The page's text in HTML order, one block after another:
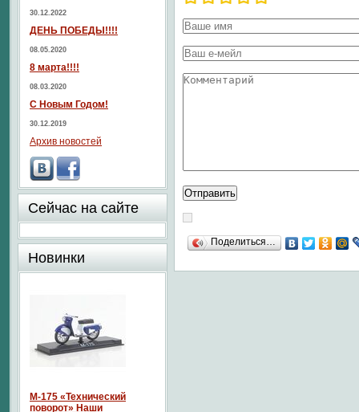
Поделиться…
30.12.2022
ДЕНЬ ПОБЕДЫ!!!!
08.05.2020
8 марта!!!!
08.03.2020
С Новым Годом!
30.12.2019
Архив новостей
Сейчас на сайте
Новинки
М-175 «Технический
поворот» Наши